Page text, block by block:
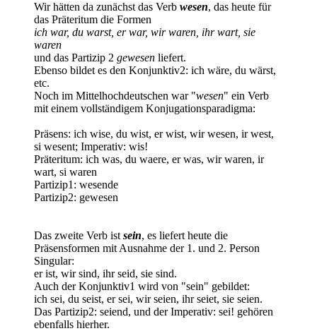
Wir hätten da zunächst das Verb wesen, das heute für
das Präteritum die Formen
ich war, du warst, er war, wir waren, ihr wart, sie
waren
und das Partizip 2 gewesen liefert.
Ebenso bildet es den Konjunktiv2: ich wäre, du wärst,
etc.
Noch im Mittelhochdeutschen war "wesen" ein Verb
mit einem vollständigem Konjugationsparadigma:
Präsens: ich wise, du wist, er wist, wir wesen, ir west,
si wesent; Imperativ: wis!
Präteritum: ich was, du waere, er was, wir waren, ir
wart, si waren
Partizip1: wesende
Partizip2: gewesen
Das zweite Verb ist sein, es liefert heute die
Präsensformen mit Ausnahme der 1. und 2. Person
Singular:
er ist, wir sind, ihr seid, sie sind.
Auch der Konjunktiv1 wird von "sein" gebildet:
ich sei, du seist, er sei, wir seien, ihr seiet, sie seien.
Das Partizip2: seiend, und der Imperativ: sei! gehören
ebenfalls hierher.